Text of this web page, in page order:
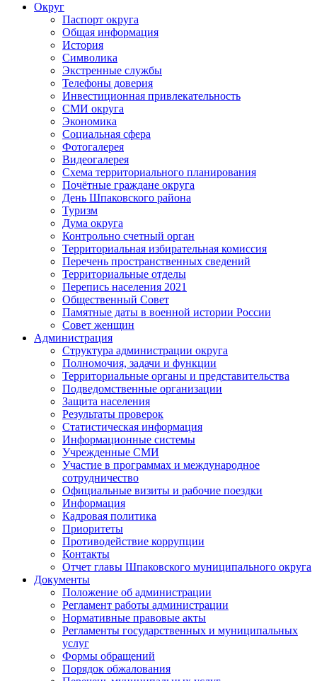
Округ
Паспорт округа
Общая информация
История
Символика
Экстренные службы
Телефоны доверия
Инвестиционная привлекательность
СМИ округа
Экономика
Социальная сфера
Фотогалерея
Видеогалерея
Схема территориального планирования
Почётные граждане округа
День Шпаковского района
Туризм
Дума округа
Контрольно счетный орган
Территориальная избирательная комиссия
Перечень пространственных сведений
Территориальные отделы
Перепись населения 2021
Общественный Совет
Памятные даты в военной истории России
Совет женщин
Администрация
Структура администрации округа
Полномочия, задачи и функции
Территориальные органы и представительства
Подведомственные организации
Защита населения
Результаты проверок
Статистическая информация
Информационные системы
Учрежденные СМИ
Участие в программах и международное
сотрудничество
Официальные визиты и рабочие поездки
Информация
Кадровая политика
Приоритеты
Противодействие коррупции
Контакты
Отчет главы Шпаковского муниципального округа
Документы
Положение об администрации
Регламент работы администрации
Нормативные правовые акты
Регламенты государственных и муниципальных
услуг
Формы обращений
Порядок обжалования